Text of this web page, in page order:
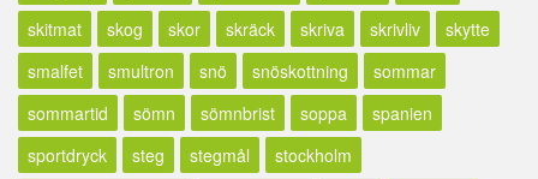
skitmat
skog skor skräck skriva skrivliv
skytte
smalfet
smultron snö snöskottning
sommar
sommartid
sömn sömnbrist soppa
spanien
sportdryck
steg stegmål
stockholm